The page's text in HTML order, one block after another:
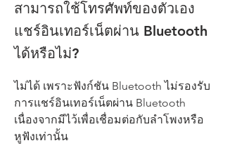
สามารถใช้โทรศัพท์ของตัวเอง
แชร์อินเทอร์เน็ตผ่าน Bluetooth
ได้หรือไม่?
ไม่ได้ เพราะฟังก์ชัน Bluetooth ไม่รองรับ
การแชร์อินเทอร์เน็ตผ่าน Bluetooth
เนื่องจากมีไว้เพื่อเชื่อมต่อกับลำโพงหรือ
หูฟังเท่านั้น